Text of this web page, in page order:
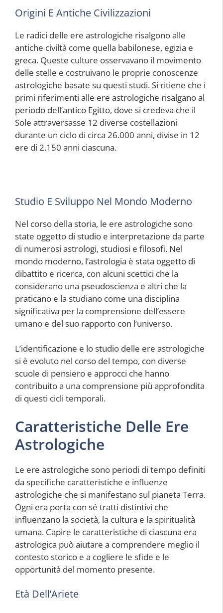
Origini E Antiche Civilizzazioni
Le radici delle ere astrologiche risalgono alle
antiche civiltà come quella babilonese, egizia e
greca. Queste culture osservavano il movimento
delle stelle e costruivano le proprie conoscenze
astrologiche basate su questi studi. Si ritiene che i
primi riferimenti alle ere astrologiche risalgano al
periodo dell’antico Egitto, dove si credeva che il
Sole attraversasse 12 diverse costellazioni
durante un ciclo di circa 26.000 anni, divise in 12
ere di 2.150 anni ciascuna.
Studio E Sviluppo Nel Mondo Moderno
Nel corso della storia, le ere astrologiche sono
state oggetto di studio e interpretazione da parte
di numerosi astrologi, studiosi e filosofi. Nel
mondo moderno, l’astrologia è stata oggetto di
dibattito e ricerca, con alcuni scettici che la
considerano una pseudoscienza e altri che la
praticano e la studiano come una disciplina
significativa per la comprensione dell’essere
umano e del suo rapporto con l’universo.
L’identificazione e lo studio delle ere astrologiche
si è evoluto nel corso del tempo, con diverse
scuole di pensiero e approcci che hanno
contribuito a una comprensione più approfondita
di questi cicli temporali.
Caratteristiche Delle Ere
Astrologiche
Le ere astrologiche sono periodi di tempo definiti
da specifiche caratteristiche e influenze
astrologiche che si manifestano sul pianeta Terra.
Ogni era porta con sé tratti distintivi che
influenzano la società, la cultura e la spiritualità
umana. Capire le caratteristiche di ciascuna era
astrologica può aiutare a comprendere meglio il
contesto storico e a cogliere le sfide e le
opportunità del momento presente.
Età Dell’Ariete